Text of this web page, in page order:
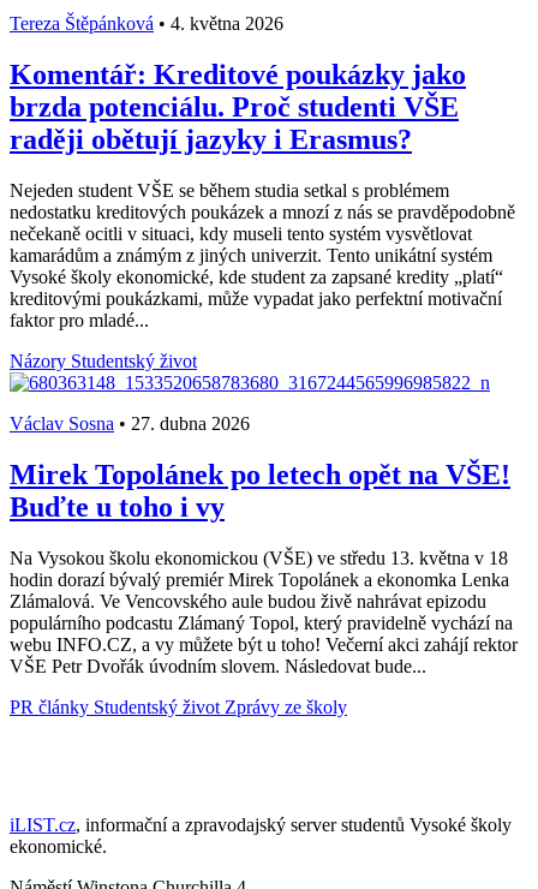
Tereza Štěpánková • 4. května 2026
Komentář: Kreditové poukázky jako
brzda potenciálu. Proč studenti VŠE
raději obětují jazyky i Erasmus?
Nejeden student VŠE se během studia setkal s problémem
nedostatku kreditových poukázek a mnozí z nás se pravděpodobně
nečekaně ocitli v situaci, kdy museli tento systém vysvětlovat
kamarádům a známým z jiných univerzit. Tento unikátní systém
Vysoké školy ekonomické, kde student za zapsané kredity „platí“
kreditovými poukázkami, může vypadat jako perfektní motivační
faktor pro mladé...
Názory Studentský život
Václav Sosna • 27. dubna 2026
Mirek Topolánek po letech opět na VŠE!
Buďte u toho i vy
Na Vysokou školu ekonomickou (VŠE) ve středu 13. května v 18
hodin dorazí bývalý premiér Mirek Topolánek a ekonomka Lenka
Zlámalová. Ve Vencovského aule budou živě nahrávat epizodu
populárního podcastu Zlámaný Topol, který pravidelně vychází na
webu INFO.CZ, a vy můžete být u toho! Večerní akci zahájí rektor
VŠE Petr Dvořák úvodním slovem. Následovat bude...
PR články Studentský život Zprávy ze školy
iLIST.cz, informační a zpravodajský server studentů Vysoké školy
ekonomické.